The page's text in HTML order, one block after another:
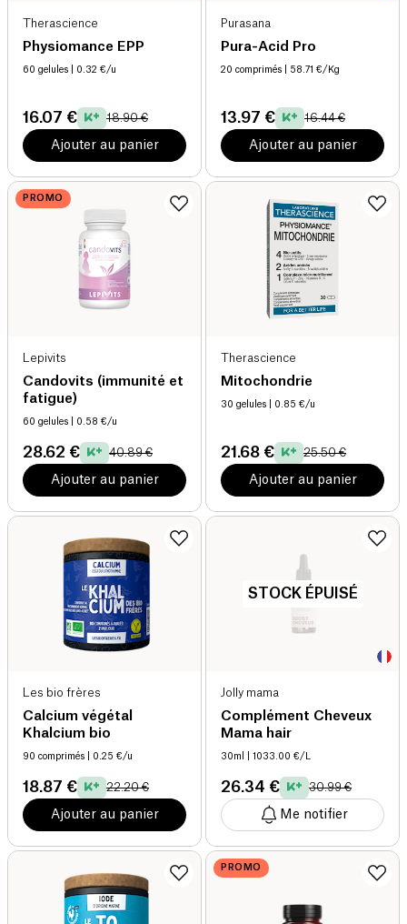
Therascience
Physiomance EPP
60 gelules | 0.32 €/u
16.07 € 18.90 €
Ajouter au panier
Purasana
Pura-Acid Pro
20 comprimés | 58.71 €/Kg
13.97 € 16.44 €
Ajouter au panier
PROMO
Lepivits
Candovits (immunité et
fatigue)
60 gelules | 0.58 €/u
28.62 € 40.89 €
Ajouter au panier
Therascience
Mitochondrie
30 gelules | 0.85 €/u
21.68 € 25.50 €
Ajouter au panier
Les bio frères
Calcium végétal
Khalcium bio
90 comprimés | 0.25 €/u
18.87 € 22.20 €
Ajouter au panier
STOCK ÉPUISÉ
Jolly mama
Complément Cheveux
Mama hair
30ml | 1033.00 €/L
26.34 € 30.99 €
Me notifier
PROMO